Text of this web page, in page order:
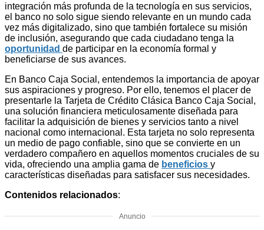
integración más profunda de la tecnología en sus servicios,
el banco no solo sigue siendo relevante en un mundo cada
vez más digitalizado, sino que también fortalece su misión
de inclusión, asegurando que cada ciudadano tenga la
oportunidad de participar en la economía formal y
beneficiarse de sus avances.
En Banco Caja Social, entendemos la importancia de apoyar
sus aspiraciones y progreso. Por ello, tenemos el placer de
presentarle la Tarjeta de Crédito Clásica Banco Caja Social,
una solución financiera meticulosamente diseñada para
facilitar la adquisición de bienes y servicios tanto a nivel
nacional como internacional. Esta tarjeta no solo representa
un medio de pago confiable, sino que se convierte en un
verdadero compañero en aquellos momentos cruciales de su
vida, ofreciendo una amplia gama de beneficios y
características diseñadas para satisfacer sus necesidades.
Contenidos relacionados:
Anuncio